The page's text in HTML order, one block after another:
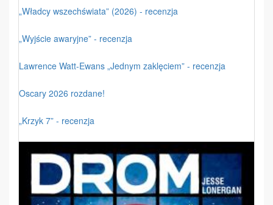
„Władcy wszechświata” (2026) - recenzja
„Wyjście awaryjne” - recenzja
Lawrence Watt-Ewans „Jednym zaklęciem” - recenzja
Oscary 2026 rozdane!
„Krzyk 7” - recenzja